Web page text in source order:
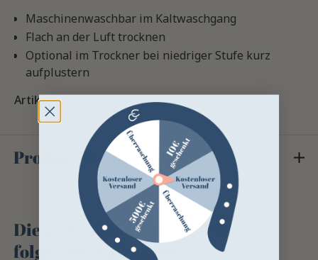
Maschinenwaschbar im Kaltwaschgang
Flach an der Luft trocknen
Optional im Trockner bei niedriger Stufe kurz
aufplustern
Artikel-Nr:22811
Product Details
Dieses Produkt finden Sie in
folgenden Kategorien